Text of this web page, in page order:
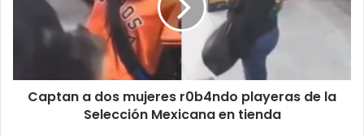
r0b4ndo
playeras
Selección
Mexicana
Captan a dos mujeres r0b4ndo playeras de la
Selección Mexicana en tienda